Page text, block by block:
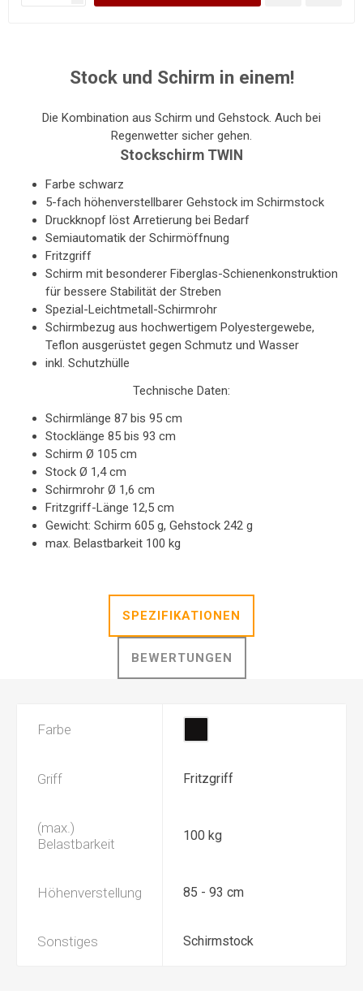
Stock und Schirm in einem!
Die Kombination aus Schirm und Gehstock. Auch bei
Regenwetter sicher gehen.
Stockschirm TWIN
Farbe schwarz
5-fach höhenverstellbarer Gehstock im Schirmstock
Druckknopf löst Arretierung bei Bedarf
Semiautomatik der Schirmöffnung
Fritzgriff
Schirm mit besonderer Fiberglas-Schienenkonstruktion
für bessere Stabilität der Streben
Spezial-Leichtmetall-Schirmrohr
Schirmbezug aus hochwertigem Polyestergewebe,
Teflon ausgerüstet gegen Schmutz und Wasser
inkl. Schutzhülle
Technische Daten:
Schirmlänge 87 bis 95 cm
Stocklänge 85 bis 93 cm
Schirm Ø 105 cm
Stock Ø 1,4 cm
Schirmrohr Ø 1,6 cm
Fritzgriff-Länge 12,5 cm
Gewicht: Schirm 605 g, Gehstock 242 g
max. Belastbarkeit 100 kg
SPEZIFIKATIONEN
BEWERTUNGEN
Farbe
Griff Fritzgriff
(max.)
Belastbarkeit
100 kg
Höhenverstellung 85 - 93 cm
Sonstiges Schirmstock